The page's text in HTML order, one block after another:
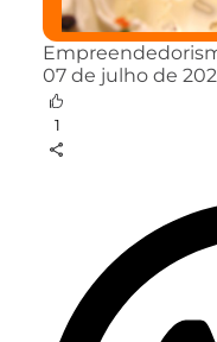
07 de julho de
1